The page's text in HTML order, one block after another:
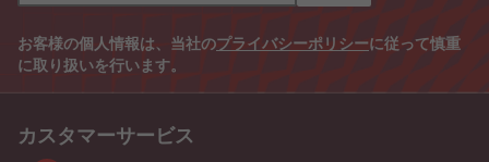
お客様の個人情報は、当社のプライバシーポリシーに従って慎重
に取り扱いを行います。
カスタマーサービス